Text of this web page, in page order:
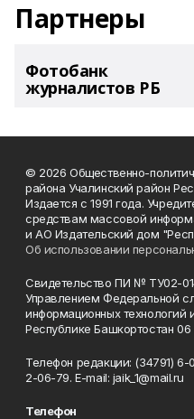
Партнеры
Фотобанк
журналистов РБ
© 2026 Общественно-
района Учалинский район
Издается с 1991 года.
средствам массовой
и АО Издательский дом
Об использовании
Свидетельство ПИ № ТУ02-
Управлением Федеральной
информационных
Республике Башкортостан 06
Телефон редакции: (34791)
2-06-79. Е-mаil: jaik_1@mail.ru
Телефон